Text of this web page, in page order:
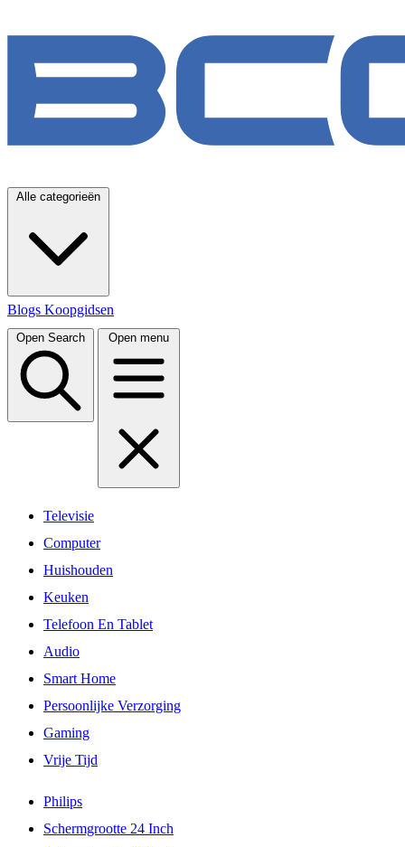
Alle categorieën
Blogs Koopgidsen
Open Search Open menu
Televisie
Computer
Huishouden
Keuken
Telefoon En Tablet
Audio
Smart Home
Persoonlijke Verzorging
Gaming
Vrije Tijd
Philips
Schermgrootte 24 Inch